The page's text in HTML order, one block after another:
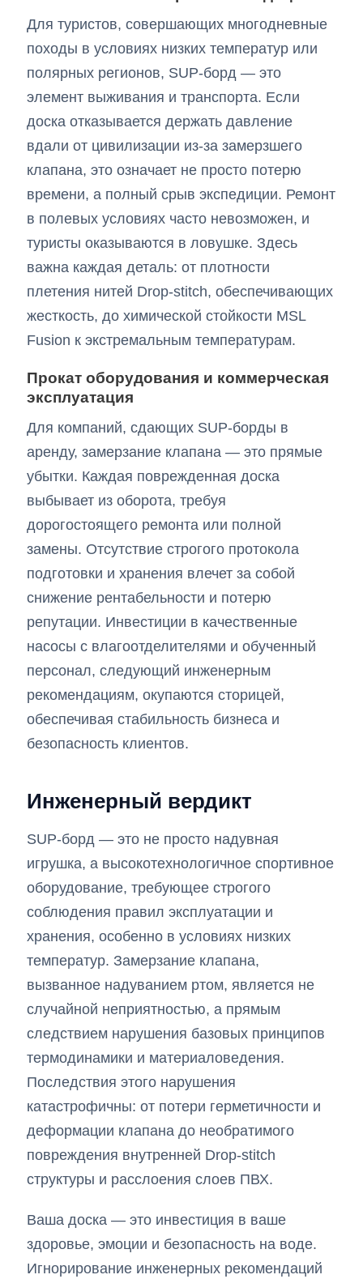
Для туристов, совершающих многодневные
походы в условиях низких температур или
полярных регионов, SUP-борд — это
элемент выживания и транспорта. Если
доска отказывается держать давление
вдали от цивилизации из-за замерзшего
клапана, это означает не просто потерю
времени, а полный срыв экспедиции. Ремонт
в полевых условиях часто невозможен, и
туристы оказываются в ловушке. Здесь
важна каждая деталь: от плотности
плетения нитей Drop-stitch, обеспечивающих
жесткость, до химической стойкости MSL
Fusion к экстремальным температурам.
Прокат оборудования и коммерческая
эксплуатация
Для компаний, сдающих SUP-борды в
аренду, замерзание клапана — это прямые
убытки. Каждая поврежденная доска
выбывает из оборота, требуя
дорогостоящего ремонта или полной
замены. Отсутствие строгого протокола
подготовки и хранения влечет за собой
снижение рентабельности и потерю
репутации. Инвестиции в качественные
насосы с влагоотделителями и обученный
персонал, следующий инженерным
рекомендациям, окупаются сторицей,
обеспечивая стабильность бизнеса и
безопасность клиентов.
Инженерный вердикт
SUP-борд — это не просто надувная
игрушка, а высокотехнологичное спортивное
оборудование, требующее строгого
соблюдения правил эксплуатации и
хранения, особенно в условиях низких
температур. Замерзание клапана,
вызванное надуванием ртом, является не
случайной неприятностью, а прямым
следствием нарушения базовых принципов
термодинамики и материаловедения.
Последствия этого нарушения
катастрофичны: от потери герметичности и
деформации клапана до необратимого
повреждения внутренней Drop-stitch
структуры и расслоения слоев ПВХ.
Ваша доска — это инвестиция в ваше
здоровье, эмоции и безопасность на воде.
Игнорирование инженерных рекомендаций